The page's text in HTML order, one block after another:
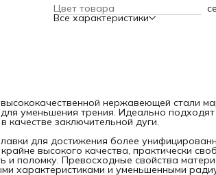
свойства материала позволяют
точными размерными
Цвет товара
Все характеристики
нержавеющей стали
уменьшения трения. Идеально
качестве заключительной дуги.
для достижения более
высокого качества, практически
и поломку. Превосходные свойства
характеристиками и уменьшенными